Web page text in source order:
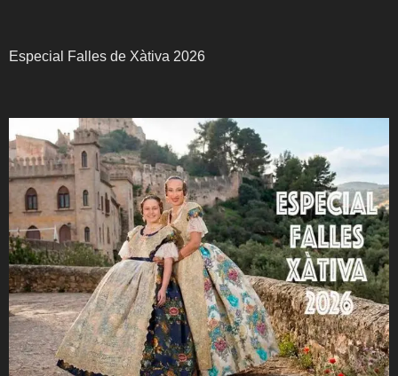
Especial Falles de Xàtiva 2026